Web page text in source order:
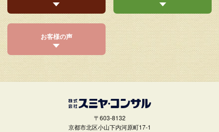
お客様の声
〒603-8132
京都市北区小山下内河原町17-1